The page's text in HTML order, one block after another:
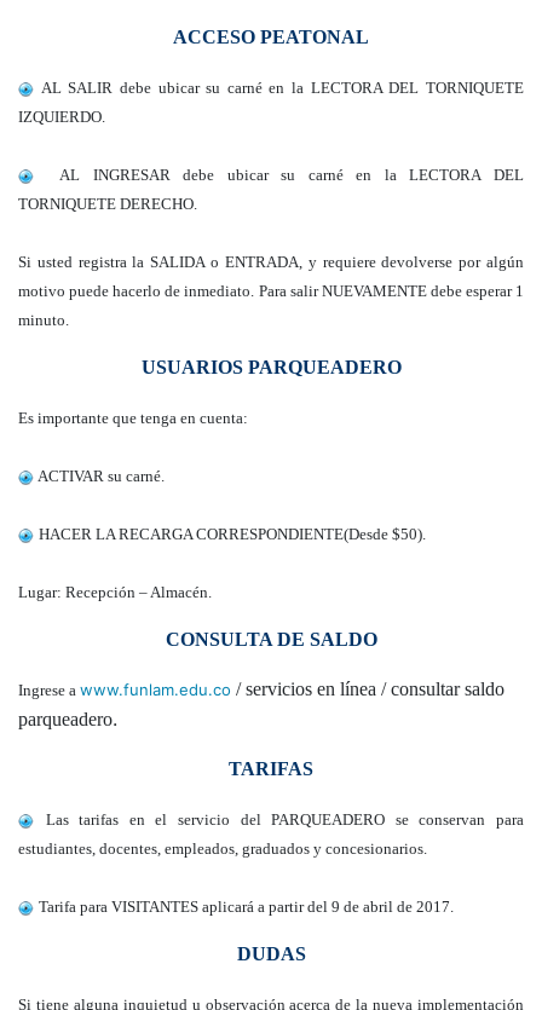
ACCESO PEATONAL
AL SALIR debe ubicar su carné en la LECTORA DEL TORNIQUETE
IZQUIERDO.
AL INGRESAR debe ubicar su carné en la LECTORA DEL
TORNIQUETE DERECHO.
Si usted registra la SALIDA o ENTRADA, y requiere devolverse por algún
motivo puede hacerlo de inmediato. Para salir NUEVAMENTE debe esperar 1
minuto.
USUARIOS PARQUEADERO
Es importante que tenga en cuenta:
ACTIVAR su carné.
HACER LA RECARGA CORRESPONDIENTE(Desde $50).
Lugar: Recepción – Almacén.
CONSULTA DE SALDO
Ingrese a www.funlam.edu.co / servicios en línea / consultar saldo
parqueadero.
TARIFAS
Las tarifas en el servicio del PARQUEADERO se conservan para
estudiantes, docentes, empleados, graduados y concesionarios.
Tarifa para VISITANTES aplicará a partir del 9 de abril de 2017.
DUDAS
Si tiene alguna inquietud u observación acerca de la nueva implementación